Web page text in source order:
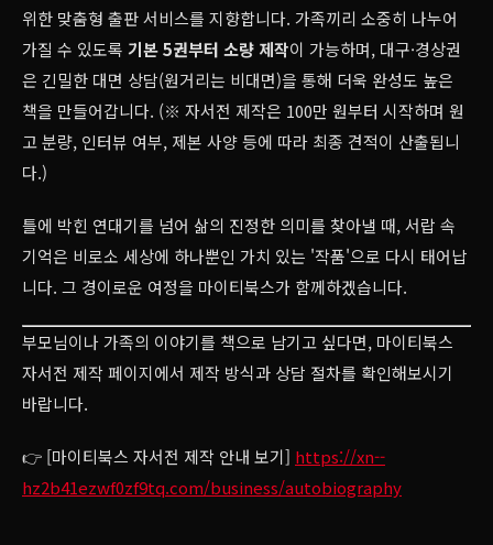
위한 맞춤형 출판 서비스를 지향합니다. 가족끼리 소중히 나누어
가질 수 있도록 기본 5권부터 소량 제작이 가능하며, 대구·경상권
은 긴밀한 대면 상담(원거리는 비대면)을 통해 더욱 완성도 높은
책을 만들어갑니다. (※ 자서전 제작은 100만 원부터 시작하며 원
고 분량, 인터뷰 여부, 제본 사양 등에 따라 최종 견적이 산출됩니
다.)
틀에 박힌 연대기를 넘어 삶의 진정한 의미를 찾아낼 때, 서랍 속
기억은 비로소 세상에 하나뿐인 가치 있는 '작품'으로 다시 태어납
니다. 그 경이로운 여정을 마이티북스가 함께하겠습니다.
부모님이나 가족의 이야기를 책으로 남기고 싶다면, 마이티북스
자서전 제작 페이지에서 제작 방식과 상담 절차를 확인해보시기
바랍니다.
👉 [마이티북스 자서전 제작 안내 보기] https://xn--
hz2b41ezwf0zf9tq.com/business/autobiography